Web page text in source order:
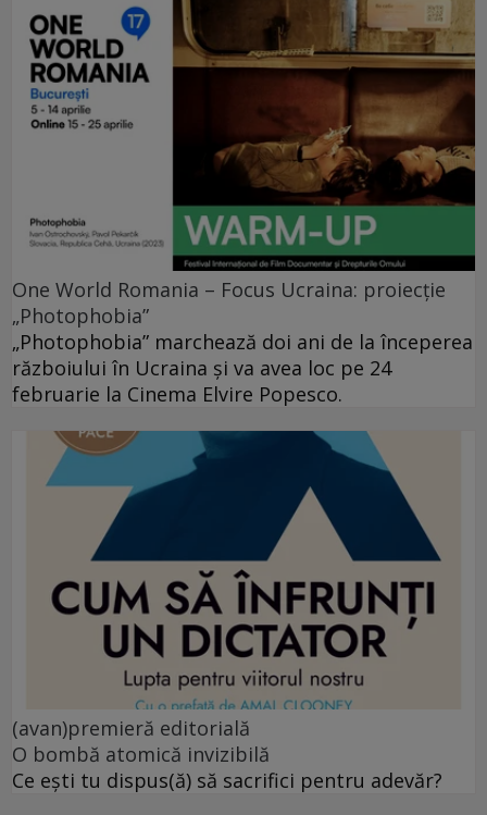
One World Romania – Focus Ucraina: proiecție
„Photophobia”
„Photophobia” marchează doi ani de la începerea
războiului în Ucraina și va avea loc pe 24
februarie la Cinema Elvire Popesco.
(avan)premieră editorială
O bombă atomică invizibilă
Ce ești tu dispus(ă) să sacrifici pentru adevăr?